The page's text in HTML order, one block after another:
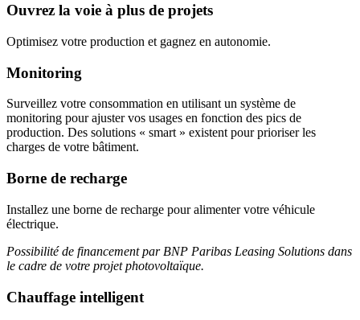
Ouvrez la voie à plus de projets
Optimisez votre production et gagnez en autonomie.
Monitoring
Surveillez votre consommation en utilisant un système de
monitoring pour ajuster vos usages en fonction des pics de
production. Des solutions « smart » existent pour prioriser les
charges de votre bâtiment.
Borne de recharge
Installez une borne de recharge pour alimenter votre véhicule
électrique.
Possibilité de financement par BNP Paribas Leasing Solutions dans
le cadre de votre projet photovoltaïque.
Chauffage intelligent